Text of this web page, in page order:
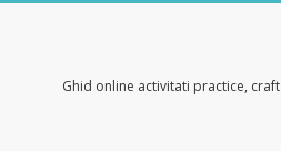
Ghid online activitati practice,